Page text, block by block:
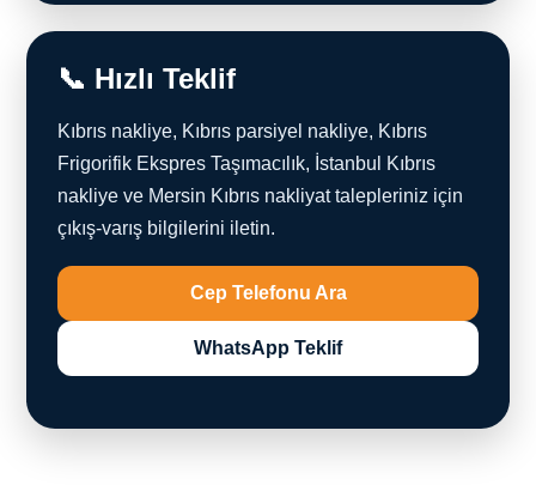
📞 Hızlı Teklif
Kıbrıs nakliye, Kıbrıs parsiyel nakliye, Kıbrıs
Frigorifik Ekspres Taşımacılık, İstanbul Kıbrıs
nakliye ve Mersin Kıbrıs nakliyat talepleriniz için
çıkış-varış bilgilerini iletin.
Cep Telefonu Ara
WhatsApp Teklif